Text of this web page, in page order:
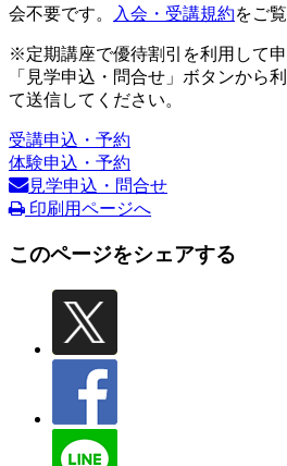
会不要です。
入会・受講規約をご
※定期講座で優待割引を利用して申
「見学申込・問合せ」ボタンから
て送信してください。
受講申込・予約
体験申込・予約
見学申込・問合せ
印刷用ページへ
このページをシェアする